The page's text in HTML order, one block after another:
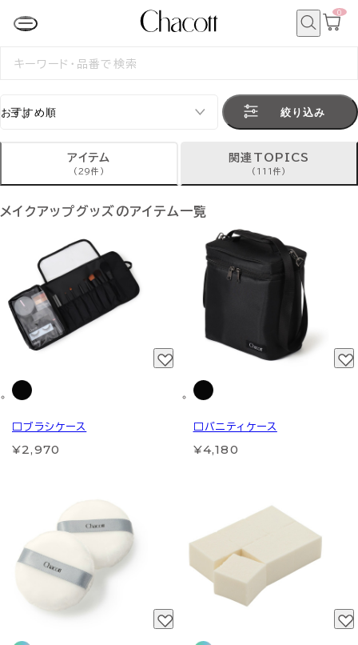
カ
0
検
絞り込み
アイテム
(29件)
関連TOPICS
(111件)
メイクアップグッズのアイテム一覧
□ブラシケース
¥2,970
□バニティケース
¥4,180